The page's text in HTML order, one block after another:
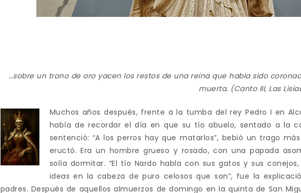
…sobre un trono de oro yacen los restos de una reina que había sido
muerta. (Canto III, Las
Muchos años después, frente a la tumba del rey Pedro I en
había de recordar el día en que su tío abuelo, sentado a la
sentenció: “A los perros hay que matarlos”, bebió un trago
eructó. Era un hombre grueso y rosado, con una papada
solía dormitar. “El tío Nardo habla con sus gatos y sus
ideas en la cabeza de puro celosos que son”, fue la
padres. Después de aquellos almuerzos de domingo en la quinta de San